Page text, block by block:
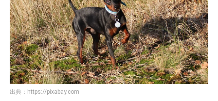
出典： https://pixabay.com